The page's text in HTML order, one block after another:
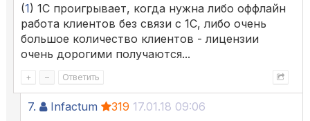
(1) 1С проигрывает, когда нужна либо оффлайн
работа клиентов без связи с 1С, либо очень
большое количество клиентов - лицензии
очень дорогими получаются...
+ – Ответить
7. Infactum 319 17.01.18 09:06